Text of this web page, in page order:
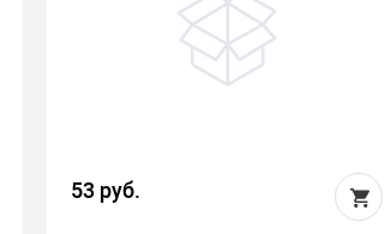
53 руб.